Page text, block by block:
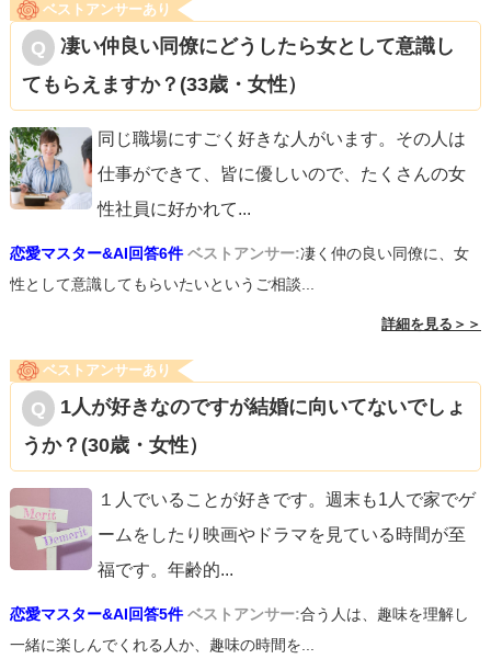
ベストアンサーあり
凄い仲良い同僚にどうしたら女として意識し
てもらえますか？(33歳・女性）
同じ職場にすごく好きな人がいます。その人は
仕事ができて、皆に優しいので、たくさんの女
性社員に好かれて...
恋愛マスター&AI回答6件 ベストアンサー:凄く仲の良い同僚に、女
性として意識してもらいたいというご相談...
詳細を見る＞＞
ベストアンサーあり
1人が好きなのですが結婚に向いてないでしょ
うか？(30歳・女性）
１人でいることが好きです。週末も1人で家でゲ
ームをしたり映画やドラマを見ている時間が至
福です。年齢的...
恋愛マスター&AI回答5件 ベストアンサー:合う人は、趣味を理解し
一緒に楽しんでくれる人か、趣味の時間を...